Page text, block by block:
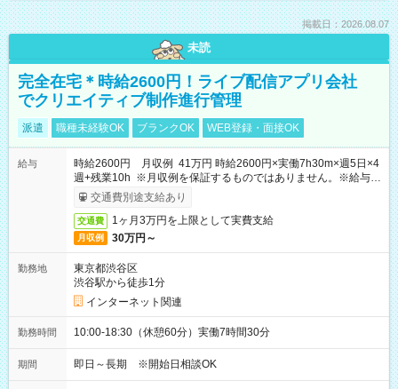
掲載日：2026.08.07
未読
完全在宅＊時給2600円！ライブ配信アプリ会社
でクリエイティブ制作進行管理
派遣 職種未経験OK ブランクOK WEB登録・面接OK
給与
時給2600円 月収例 41万円 時給2600円×実働7h30m×週5日×4
週+残業10h ※月収例を保証するものではありません。※給与即
受取りサービス利用可（利用条件有）
交通費別途支給あり
交通費 1ヶ月3万円を上限として実費支給
月収例 30万円～
勤務地
東京都渋谷区
渋谷駅から徒歩1分
インターネット関連
勤務時間 10:00-18:30（休憩60分）実働7時間30分
期間 即日～長期 ※開始日相談OK